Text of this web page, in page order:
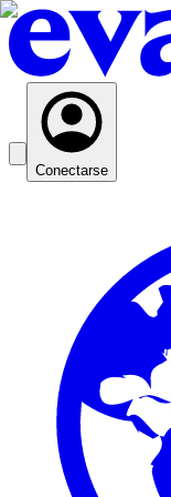
Conectarse